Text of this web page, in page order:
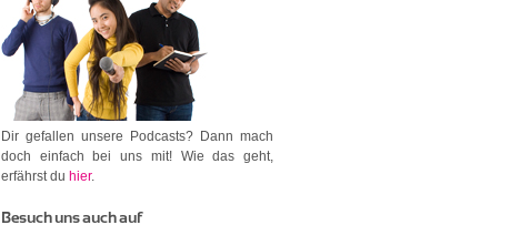
Dir gefallen unsere Podcasts? Dann mach
doch einfach bei uns mit! Wie das geht,
erfährst du hier.
Besuch uns auch auf